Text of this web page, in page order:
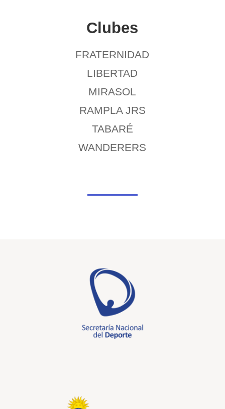
Clubes
FRATERNIDAD
LIBERTAD
MIRASOL
RAMPLA JRS
TABARÉ
WANDERERS